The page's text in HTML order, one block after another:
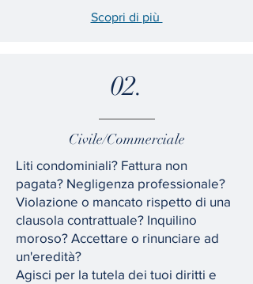
Scopri di più
02.
Civile/Commerciale
Liti condominiali? Fattura non
pagata? Negligenza professionale?
Violazione o mancato rispetto di una
clausola contrattuale? Inquilino
moroso? Accettare o rinunciare ad
un'eredità?
Agisci per la tutela dei tuoi diritti e